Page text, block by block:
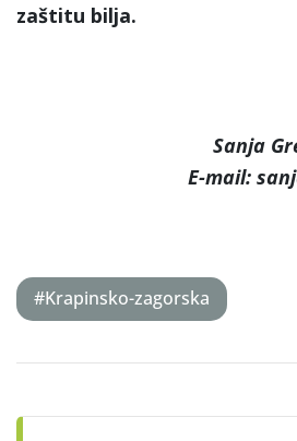
zaštitu bilja.
Sanja
E-mail:
#Krapinsko-zagorska
navigation